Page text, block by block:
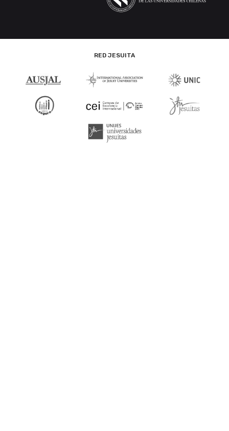
RED JESUITA